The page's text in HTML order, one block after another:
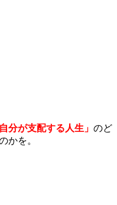
自分が支配する人生」 のど
かを。